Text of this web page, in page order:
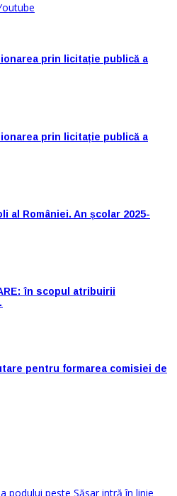
prin licitație publică a
prin licitație publică a
al României. An școlar 2025-
în scopul atribuirii
pentru formarea comisiei de